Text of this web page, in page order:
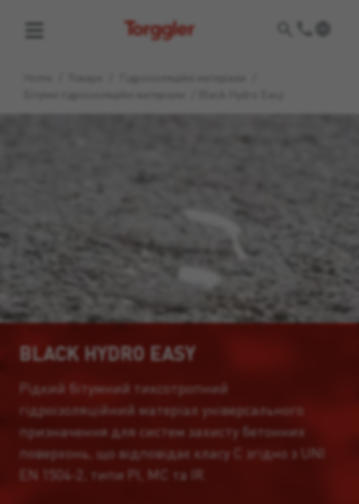
Torggler
BLACK HYDRO EASY
Рідкий бітумний тиксотропний
гідроізоляційний матеріал універсального
призначення для систем захисту бетонних
поверхонь, що відповідає класу C згідно з UNI
EN 1504-2, типи PI, MC та IR.